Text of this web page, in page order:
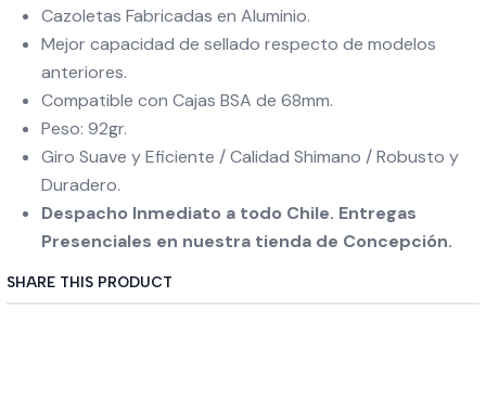
Cazoletas Fabricadas en Aluminio.
Mejor capacidad de sellado respecto de modelos
anteriores.
Compatible con Cajas BSA de 68mm.
Peso: 92gr.
Giro Suave y Eficiente / Calidad Shimano / Robusto y
Duradero.
Despacho Inmediato a todo Chile. Entregas
Presenciales en nuestra tienda de Concepción.
SHARE THIS PRODUCT